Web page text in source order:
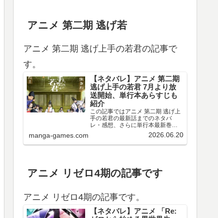
アニメ 第二期 逃げ若
アニメ 第二期 逃げ上手の若君の記事で
す。
【ネタバレ】アニメ 第二期
逃げ上手の若君 7月より放
送開始、単行本あらすじも
紹介
この記事ではアニメ 第二期 逃げ上
手の若君の最新話までのネタバ
レ・感想、さらに単行本最新巻ま
でのあらすじ・まとめ等をご紹介
します。TVアニメ 逃げ上手の若君
第十三～十五回のネタバレ、感想
manga-games.com 2026.06.20
アニメ リゼロ4期の記事です
アニメ リゼロ4期の記事です。
【ネタバレ】アニメ 「Re: